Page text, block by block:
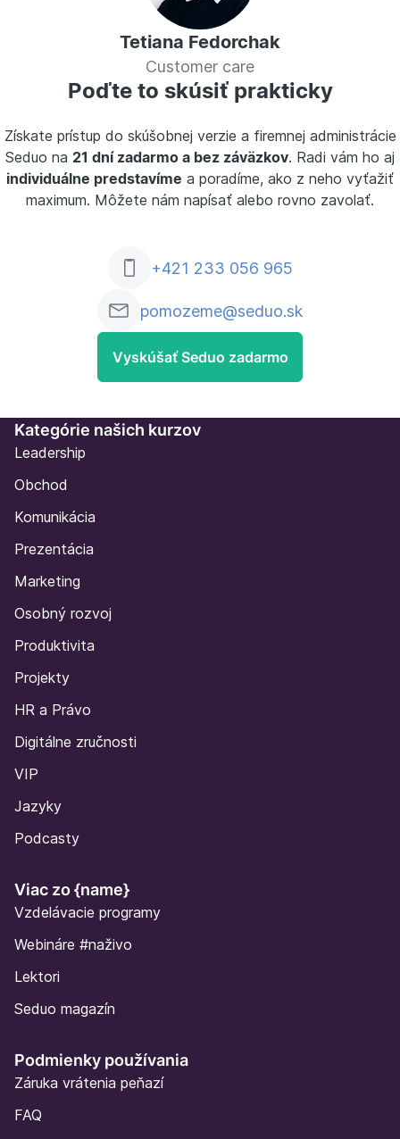
Poďte to skúsiť prakticky
Získate prístup do skúšobnej verzie a firemnej administrácie
Seduo na 21 dní zadarmo a bez záväzkov. Radi vám ho aj
individuálne predstavíme a poradíme, ako z neho vyťažiť
maximum. Môžete nám napísať alebo rovno zavolať.
+421 233 056 965
pomozeme@seduo.sk
Vyskúšať Seduo zadarmo
Tetiana Fedorchak
Customer care
Kategórie našich kurzov
Leadership
Obchod
Komunikácia
Prezentácia
Marketing
Osobný rozvoj
Produktivita
Projekty
HR a Právo
Digitálne zručnosti
VIP
Jazyky
Podcasty
Viac zo {name}
Vzdelávacie programy
Webináre #naživo
Lektori
Seduo magazín
Podmienky používania
Záruka vrátenia peňazí
FAQ